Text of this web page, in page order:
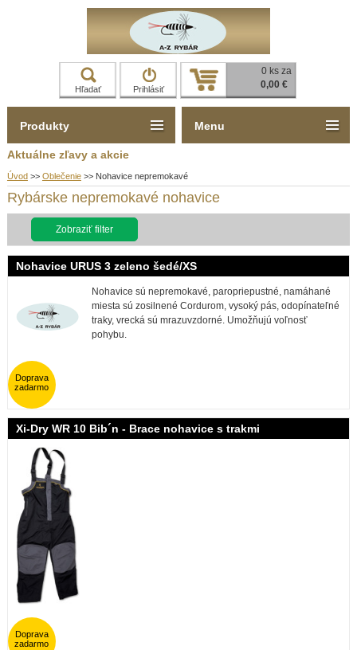
Hľadať Prihlásiť
0 ks za
0,00 €
Aktuálne zľavy a akcie
Úvod >> Oblečenie >> Nohavice nepremokavé
Rybárske nepremokavé nohavice
Zobraziť filter
Nohavice URUS 3 zeleno šedé/XS
Nohavice sú nepremokavé, paropriepustné, namáhané
miesta sú zosilnené Cordurom, vysoký pás, odopínateľné
traky, vrecká sú mrazuvzdorné. Umožňujú voľnosť
pohybu.
Doprava
zadarmo
Xi-Dry WR 10 Bib´n - Brace nohavice s trakmi
Doprava
zadarmo
Produkty Menu